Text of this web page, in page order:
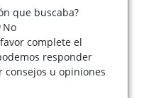
que buscaba?
No
complete el
responder
consejos u opiniones